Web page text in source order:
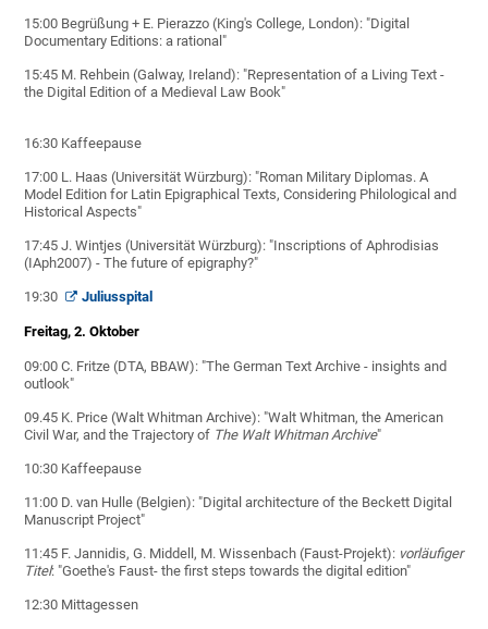
15:00 Begrüßung + E. Pierazzo (King's College, London): "Digital
Documentary Editions: a rational"
15:45 M. Rehbein (Galway, Ireland): "Representation of a Living Text -
the Digital Edition of a Medieval Law Book"
16:30 Kaffeepause
17:00 L. Haas (Universität Würzburg): "Roman Military Diplomas. A
Model Edition for Latin Epigraphical Texts, Considering Philological and
Historical Aspects"
17:45 J. Wintjes (Universität Würzburg): "Inscriptions of Aphrodisias
(IAph2007) - The future of epigraphy?"
19:30 Juliusspital
Freitag, 2. Oktober
09:00 C. Fritze (DTA, BBAW): "The German Text Archive - insights and
outlook"
09.45 K. Price (Walt Whitman Archive): "Walt Whitman, the American
Civil War, and the Trajectory of The Walt Whitman Archive"
10:30 Kaffeepause
11:00 D. van Hulle (Belgien): "Digital architecture of the Beckett Digital
Manuscript Project"
11:45 F. Jannidis, G. Middell, M. Wissenbach (Faust-Projekt): vorläufiger
Titel: "Goethe's Faust- the first steps towards the digital edition"
12:30 Mittagessen